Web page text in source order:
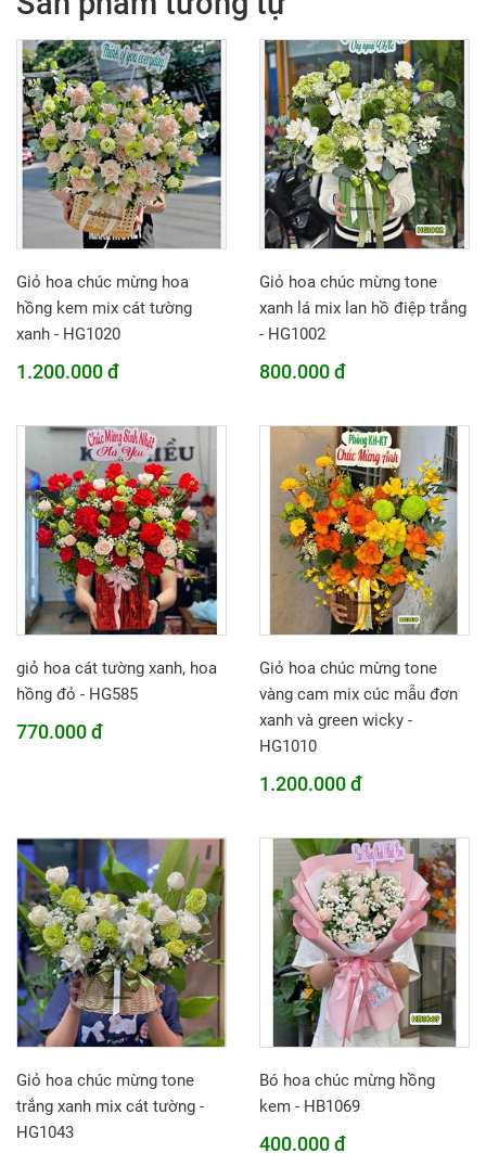
Giỏ hoa chúc mừng hoa
hồng kem mix cát tường
xanh - HG1020
1.200.000 đ
Giỏ hoa chúc mừng tone
xanh lá mix lan hồ điệp trắng
- HG1002
800.000 đ
giỏ hoa cát tường xanh, hoa
hồng đỏ - HG585
770.000 đ
Giỏ hoa chúc mừng tone
vàng cam mix cúc mẫu đơn
xanh và green wicky -
HG1010
1.200.000 đ
Giỏ hoa chúc mừng tone
trắng xanh mix cát tường -
HG1043
Bó hoa chúc mừng hồng
kem - HB1069
400.000 đ